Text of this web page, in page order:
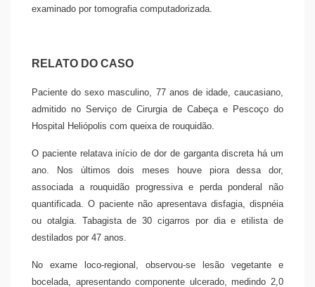
examinado por tomografia computadorizada.
RELATO DO CASO
Paciente do sexo masculino, 77 anos de idade, caucasiano,
admitido no Serviço de Cirurgia de Cabeça e Pescoço do
Hospital Heliópolis com queixa de rouquidão.
O paciente relatava início de dor de garganta discreta há um
ano. Nos últimos dois meses houve piora dessa dor,
associada a rouquidão progressiva e perda ponderal não
quantificada. O paciente não apresentava disfagia, dispnéia
ou otalgia. Tabagista de 30 cigarros por dia e etilista de
destilados por 47 anos.
No exame loco-regional, observou-se lesão vegetante e
bocelada, apresentando componente ulcerado, medindo 2,0